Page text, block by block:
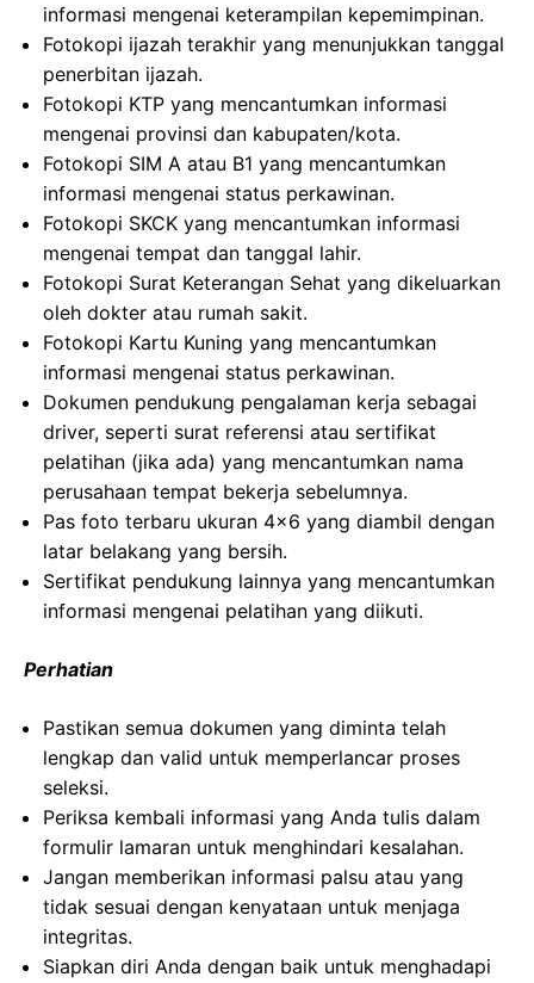
informasi mengenai keterampilan kepemimpinan.
Fotokopi ijazah terakhir yang menunjukkan tanggal
penerbitan ijazah.
Fotokopi KTP yang mencantumkan informasi
mengenai provinsi dan kabupaten/kota.
Fotokopi SIM A atau B1 yang mencantumkan
informasi mengenai status perkawinan.
Fotokopi SKCK yang mencantumkan informasi
mengenai tempat dan tanggal lahir.
Fotokopi Surat Keterangan Sehat yang dikeluarkan
oleh dokter atau rumah sakit.
Fotokopi Kartu Kuning yang mencantumkan
informasi mengenai status perkawinan.
Dokumen pendukung pengalaman kerja sebagai
driver, seperti surat referensi atau sertifikat
pelatihan (jika ada) yang mencantumkan nama
perusahaan tempat bekerja sebelumnya.
Pas foto terbaru ukuran 4×6 yang diambil dengan
latar belakang yang bersih.
Sertifikat pendukung lainnya yang mencantumkan
informasi mengenai pelatihan yang diikuti.
Perhatian
Pastikan semua dokumen yang diminta telah
lengkap dan valid untuk memperlancar proses
seleksi.
Periksa kembali informasi yang Anda tulis dalam
formulir lamaran untuk menghindari kesalahan.
Jangan memberikan informasi palsu atau yang
tidak sesuai dengan kenyataan untuk menjaga
integritas.
Siapkan diri Anda dengan baik untuk menghadapi